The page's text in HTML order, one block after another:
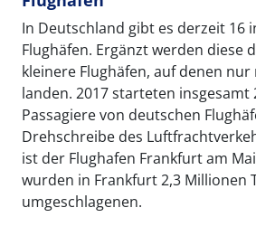
In Deutschland gibt es derzeit 16
Flughäfen. Ergänzt werden diese
kleinere Flughäfen, auf denen nur
landen. 2017 starteten insgesamt
Passagiere von deutschen
Drehschreibe des
ist der Flughafen Frankfurt am
wurden in Frankfurt 2,3 Millionen
umgeschlagenen.